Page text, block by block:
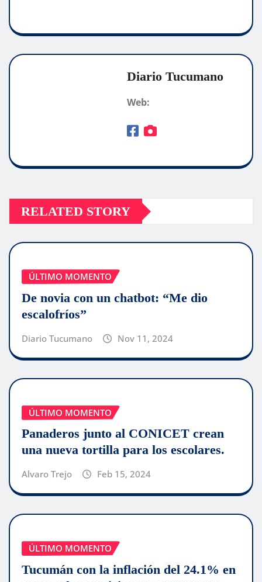
Diario Tucumano
Web:
RELATED STORY
ÚLTIMO MOMENTO
De novia con un chatbot: “Me dio
escalofríos”
Diario Tucumano Nov 11, 2024
ÚLTIMO MOMENTO
Panaderos junto al CONICET crean
una nueva tortilla para los escolares.
Alvaro Trejo Feb 15, 2024
ÚLTIMO MOMENTO
Tucumán con la inflación del 24.1% en